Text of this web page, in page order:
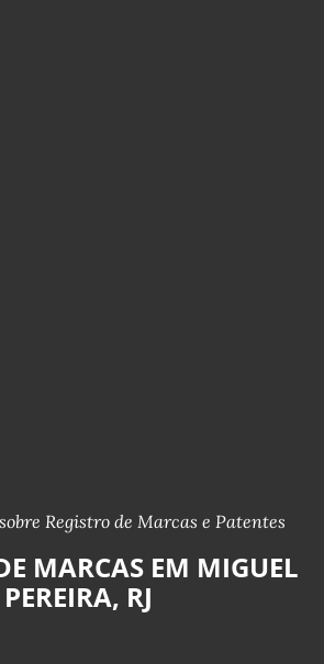
Registro de Marcas e Patentes
MARCAS EM MIGUEL
PEREIRA, RJ